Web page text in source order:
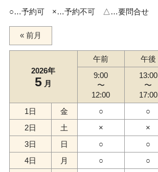
○…予約可 ×…予約不可 △…要問合せ
« 前月
2026年
5 月
午前 午後
9:00
〜
12:00
13:00
〜
17:00
1日
金 ○ ○
2日
土 × ×
3日
日 ○ ○
4日
月 ○ ○